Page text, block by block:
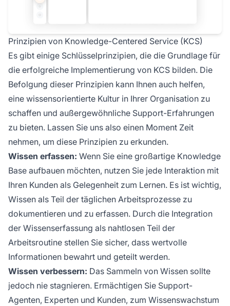
Prinzipien von Knowledge-Centered Service (KCS)
Es gibt einige Schlüsselprinzipien, die die Grundlage für
die erfolgreiche Implementierung von KCS bilden. Die
Befolgung dieser Prinzipien kann Ihnen auch helfen,
eine wissensorientierte Kultur in Ihrer Organisation zu
schaffen und außergewöhnliche Support-Erfahrungen
zu bieten. Lassen Sie uns also einen Moment Zeit
nehmen, um diese Prinzipien zu erkunden.
Wissen erfassen: Wenn Sie eine großartige Knowledge
Base aufbauen möchten, nutzen Sie jede Interaktion mit
Ihren Kunden als Gelegenheit zum Lernen. Es ist wichtig,
Wissen als Teil der täglichen Arbeitsprozesse zu
dokumentieren und zu erfassen. Durch die Integration
der Wissenserfassung als nahtlosen Teil der
Arbeitsroutine stellen Sie sicher, dass wertvolle
Informationen bewahrt und geteilt werden.
Wissen verbessern: Das Sammeln von Wissen sollte
jedoch nie stagnieren. Ermächtigen Sie Support-
Agenten, Experten und Kunden, zum Wissenswachstum